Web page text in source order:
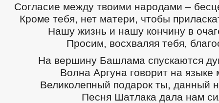
Согласие между твоими народами –
Кроме тебя, нет матери, чтобы
Нашу жизнь и нашу кончину в
Просим, восхваляя тебя,
На вершину Башлама спускаются
Волна Аргуна говорит на языке
Великолепный подарок ты, данный
Песня Шатлака дала нам